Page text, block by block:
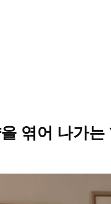
엮어 나가는